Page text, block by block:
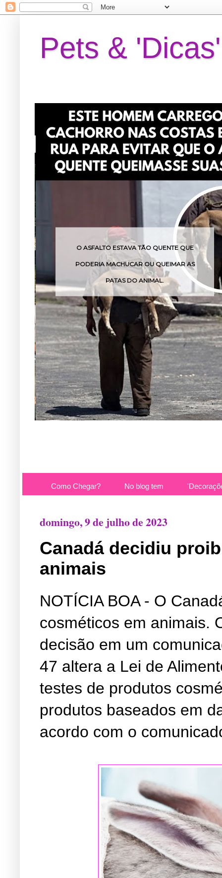
Pets & 'Dicas'
QUE
QUEIMAR AS
O VENENO DESSA COBRA
POUCAS HORAS
Como Chegar? No blog tem
domingo, 9 de julho de 2023
Canadá decidiu
animais
NOTÍCIA BOA - O
cosméticos em animais.
decisão em um
47 altera a Lei de
testes de produtos
produtos baseados em
acordo com o